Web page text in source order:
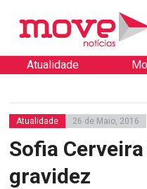
Atualidade
Atualidade 26 de Maio, 2016
Sofia
gravidez